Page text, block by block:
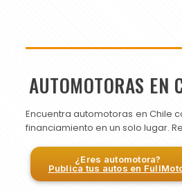
AUTOMOTORAS EN
Encuentra automotoras en Chile
financiamiento en un solo lugar.
¿Eres automotora?
Publica tus autos en